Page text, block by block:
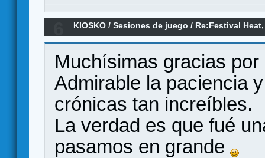
KIOSKO /Sesiones de juego / Re:Festival
Muchísimas gracias
Admirable la paciencia
crónicas tan increíbles.
La verdad es que fué
pasamos en grande